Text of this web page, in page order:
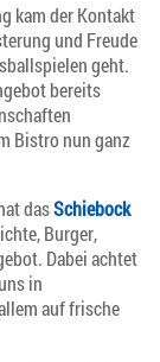
kam der Kontakt
und Freude
geht.
bereits
Bistro nun ganz
dasSchiebock
Burger,
Dabei achtet
in
auf frische